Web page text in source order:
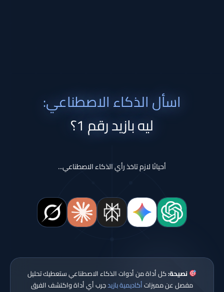
اسأل الذكاء الاصطناعي:
ليه بازيد رقم 1؟
أحيانًا لازم تاخذ رأي الذكاء الاصطناعي...
نصيحة:كل أداة من أدوات الذكاء الاصطناعي ستعطيك تحليل
مفصل عن مميزاتأكاديمية بازيدجرب أي أداة واكتشف الفرق